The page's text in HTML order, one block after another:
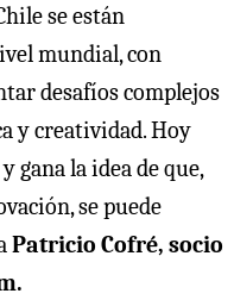
se están
mundial, con
desafíos complejos
y creatividad. Hoy
gana la idea de que,
se puede
Patricio Cofré, socio